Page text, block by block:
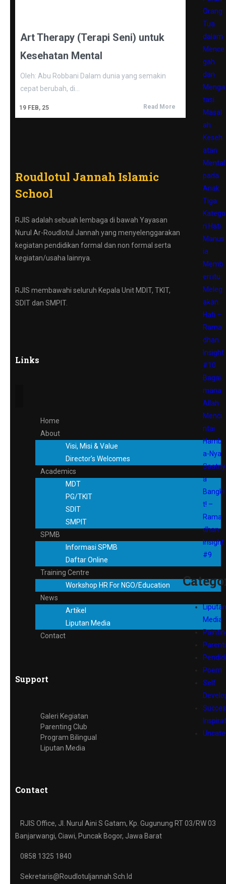
Art Therapy (Terapi Seni) untuk
Kesehatan Mental
19 FEB, 25
Oleh: Abu Robbani Dalam dunia yang semakin
cepat berubah, di…
Read More
Orang
Tua
dalam
Mence
gah
dan
Menga
tasi
Masal
ah
Keseh
atan
Mental
pada
Anak
Tiga
Katego
ri Hati
Manus
ia
Memb
eri itu
Meleg
akan
Hati –
Rama
dhan
Insight
#10
Bagai
mana
Allah
Menci
ntai
Hamb
a-Nya
Saatny
a
Bangki
t! –
Rama
dhan
Insight
#9
Media
Poem
Self
Roudlotul Jannah Islamic
School
RJIS adalah sebuah lembaga di bawah Yayasan
Nurul Ar-Roudlotul Jannah yang menyelenggarakan
kegiatan pendidikan formal dan non formal serta
kegiatan/usaha lainnya.
RJIS membawahi seluruh Kepala Unit MDIT, TKIT,
SDIT dan SMPIT.
Links
Home
About
Visi, Misi & Value
Director’s Welcomes
Academics
MDT
PG/TKIT
SDIT
SMPIT
SPMB
Informasi SPMB
Daftar Online
Training Centre
Workshop HR For NGO/Education
News
Artikel
Liputan Media
Contact
Support
Galeri Kegiatan
Parenting Club
Program Bilingual
Liputan Media
Contact
RJIS Office, Jl. Nurul Aini S Gatam, Kp. Gugunung RT 03/RW 03
Banjarwangi, Ciawi, Puncak Bogor, Jawa Barat
0858 1325 1840
Sekretaris@roudlotuljannah.sch.id